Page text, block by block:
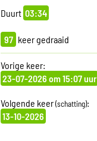
Duurt 03:34
97 keer gedraaid
Vorige keer:
23-07-2026 om 15:07 uur
Volgende keer(schatting):
13-10-2026